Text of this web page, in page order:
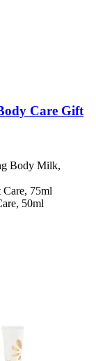
Care Gift
Body Milk,
Care, 75ml
50ml